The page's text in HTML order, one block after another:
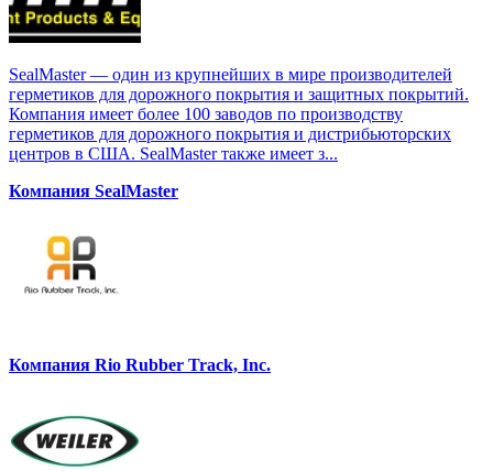
SealMaster — один из крупнейших в мире производителей
герметиков для дорожного покрытия и защитных покрытий.
Компания имеет более 100 заводов по производству
герметиков для дорожного покрытия и дистрибьюторских
центров в США. SealMaster также имеет з...
Компания SealMaster
Компания Rio Rubber Track, Inc.